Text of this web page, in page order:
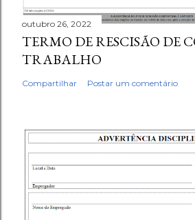
outubro 26, 2022
TERMO DE RESCISÃO DE
TRABALHO
Compartilhar Postar um comentário